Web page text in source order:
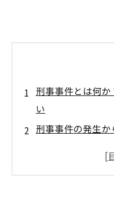
刑事事件とは何
い
刑事事件の発生
刑事事件に関わ